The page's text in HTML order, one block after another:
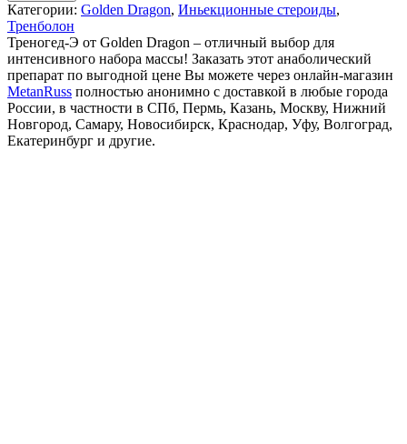
Категории: Golden Dragon, Иньекционные стероиды,
Тренболон
Треногед-Э от Golden Dragon – отличный выбор для
интенсивного набора массы! Заказать этот анаболический
препарат по выгодной цене Вы можете через онлайн-магазин
MetanRuss полностью анонимно с доставкой в любые города
России, в частности в СПб, Пермь, Казань, Москву, Нижний
Новгород, Самару, Новосибирск, Краснодар, Уфу, Волгоград,
Екатеринбург и другие.